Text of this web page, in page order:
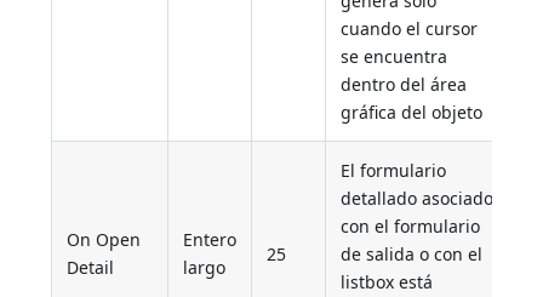
cuando el cursor
se encuentra
dentro del área
gráfica del objeto
On Open
Detail
Entero
largo
25
El formulario
detallado asociado
con el formulario
de salida o con el
listbox está